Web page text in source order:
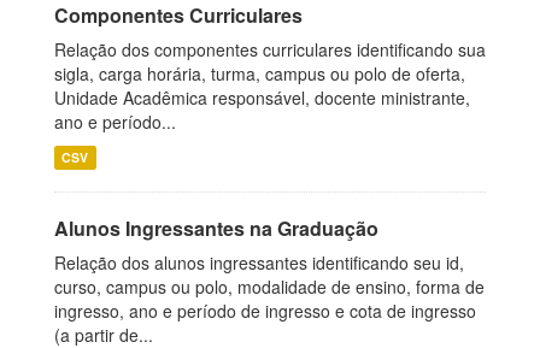
Componentes Curriculares
Relação dos componentes curriculares identificando sua
sigla, carga horária, turma, campus ou polo de oferta,
Unidade Acadêmica responsável, docente ministrante,
ano e período...
CSV
Alunos Ingressantes na Graduação
Relação dos alunos ingressantes identificando seu id,
curso, campus ou polo, modalidade de ensino, forma de
ingresso, ano e período de ingresso e cota de ingresso
(a partir de...